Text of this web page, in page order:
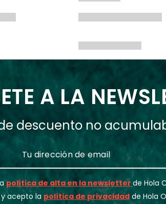
A LA
descuento no
política de alta en la newsletter de Hola
acepto la política de privacidad de Hola